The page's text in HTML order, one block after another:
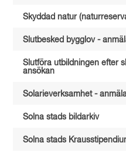
Skyddad natur
Slutbesked bygglov -
Slutföra utbildningen efter
ansökan
Solarieverksamhet -
Solna stads bildarkiv
Solna stads